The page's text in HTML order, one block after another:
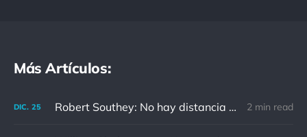
Más Artículos:
DIC. 25 Robert Southey: No hay distancia o tiempo que pueda disminuir la amistad de aquellos que están completamente convencidos del valor del otro 2 min read